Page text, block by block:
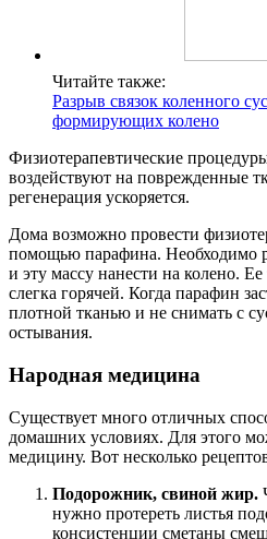
Читайте также:
Разрыв связок коленного
формирующих колено
Физиотерапевтические
воздействуют на поврежденные
регенерация ускоряется.
Дома возможно провести
помощью парафина. Необходимо
и эту массу нанести на колено.
слегка горячей. Когда парафин
плотной тканью и не снимать с
остывания.
Народная медицина
Существует много отличных
домашних условиях. Для этого
медицину. Вот несколько
Подорожник, свиной жир.
нужно протереть листья
консистенции сметаны